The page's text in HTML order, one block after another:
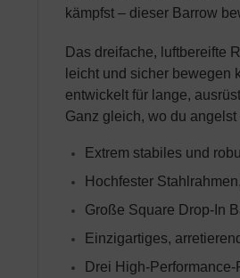
kämpfst – dieser Barrow
Das dreifache, luftbereifte
leicht und sicher bewegen
entwickelt für lange,
Ganz gleich, wo du
Extrem stabiles und
Hochfester
Große Square Drop-In
Einzigartiges,
Drei High-